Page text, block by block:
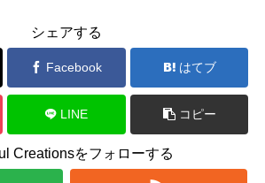
シェアする
Facebook はてブ
LINE コピー
Creationsをフォローする